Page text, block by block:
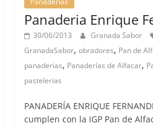
Panaderia Enrique
30/06/2013 Granada Sabor
GranadaSabor,obradores, Pan de
panaderias, Panaderías de Alfacar,
pastelerias
PANADERÍA ENRIQUE
cumplen con la IGP Pan de